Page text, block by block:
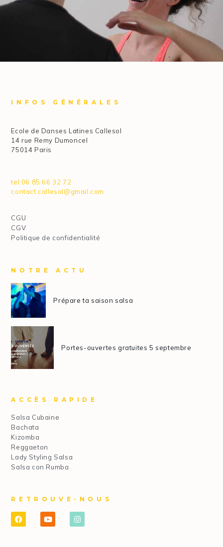
INFOS GÉNÉRALES
Ecole de Danses Latines Callesol
14 rue Remy Dumoncel
75014 Paris
tel:06 85 66 32 72
contact.callesol@gmail.com
CGU
CGV
Politique de confidentialité
NOTRE ACTU
Prépare ta saison salsa
Portes-ouvertes gratuites 5 septembre
ACCÈS RAPIDE
Salsa Cubaine
Bachata
Kizomba
Reggaeton
Lady Styling Salsa
Salsa con Rumba
RETROUVE-NOUS